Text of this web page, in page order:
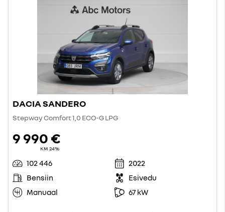
DACIA SANDERO
Stepway Comfort 1,0 ECO-G LPG
9 990 €
KM 24%
102 446
2022
Bensiin
Esivedu
Manuaal
67 kW